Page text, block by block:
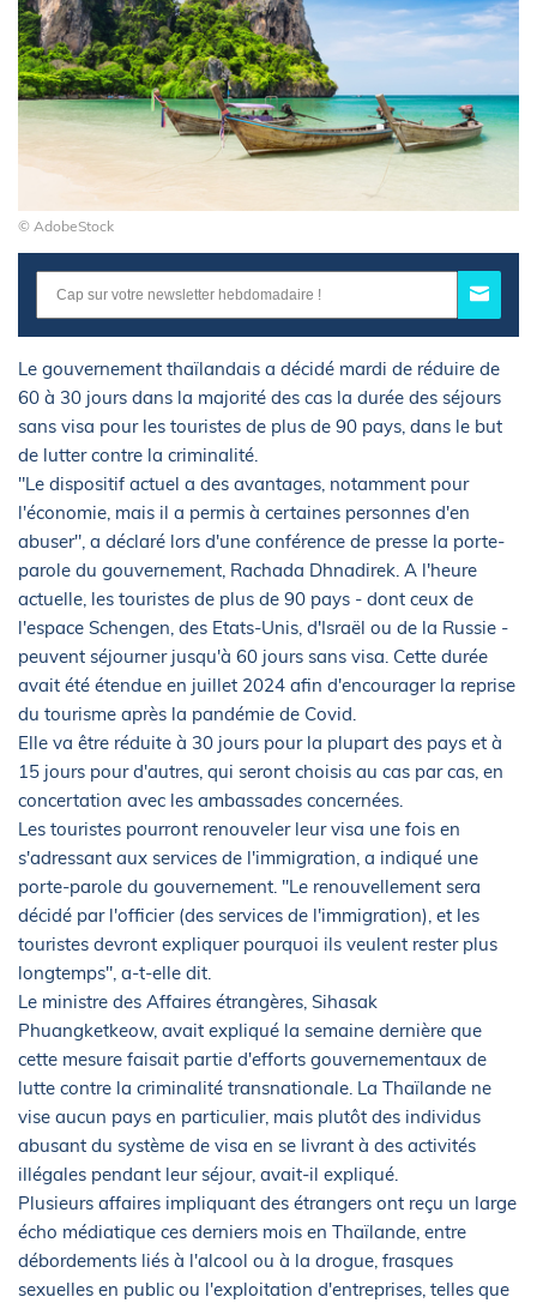
© AdobeStock
Le gouvernement thaïlandais a décidé mardi de réduire de
60 à 30 jours dans la majorité des cas la durée des séjours
sans visa pour les touristes de plus de 90 pays, dans le but
de lutter contre la criminalité.
"Le dispositif actuel a des avantages, notamment pour
l'économie, mais il a permis à certaines personnes d'en
abuser", a déclaré lors d'une conférence de presse la porte-
parole du gouvernement, Rachada Dhnadirek. A l'heure
actuelle, les touristes de plus de 90 pays - dont ceux de
l'espace Schengen, des Etats-Unis, d'Israël ou de la Russie -
peuvent séjourner jusqu'à 60 jours sans visa. Cette durée
avait été étendue en juillet 2024 afin d'encourager la reprise
du tourisme après la pandémie de Covid.
Elle va être réduite à 30 jours pour la plupart des pays et à
15 jours pour d'autres, qui seront choisis au cas par cas, en
concertation avec les ambassades concernées.
Les touristes pourront renouveler leur visa une fois en
s'adressant aux services de l'immigration, a indiqué une
porte-parole du gouvernement. "Le renouvellement sera
décidé par l'officier (des services de l'immigration), et les
touristes devront expliquer pourquoi ils veulent rester plus
longtemps", a-t-elle dit.
Le ministre des Affaires étrangères, Sihasak
Phuangketkeow, avait expliqué la semaine dernière que
cette mesure faisait partie d'efforts gouvernementaux de
lutte contre la criminalité transnationale. La Thaïlande ne
vise aucun pays en particulier, mais plutôt des individus
abusant du système de visa en se livrant à des activités
illégales pendant leur séjour, avait-il expliqué.
Plusieurs affaires impliquant des étrangers ont reçu un large
écho médiatique ces derniers mois en Thaïlande, entre
débordements liés à l'alcool ou à la drogue, frasques
sexuelles en public ou l'exploitation d'entreprises, telles que